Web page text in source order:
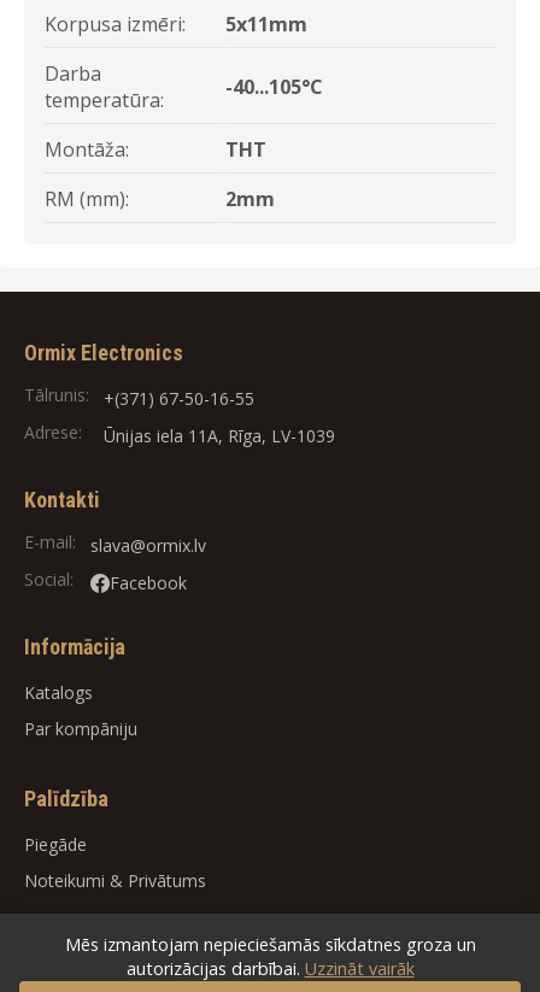
Korpusa izmēri:
5x11mm
Darba
temperatūra:
-40...105°C
Montāža:
THT
RM (mm):
2mm
Ormix Electronics
Tālrunis:
+(371) 67-50-16-55
Adrese:
Ūnijas iela 11A, Rīga, LV-1039
Kontakti
E-mail:
slava@ormix.lv
Social:
Facebook
Informācija
Katalogs
Par kompāniju
Palīdzība
Piegāde
Noteikumi & Privātums
Mēs izmantojam nepieciešamās sīkdatnes groza un
autorizācijas darbībai. Uzzināt vairāk